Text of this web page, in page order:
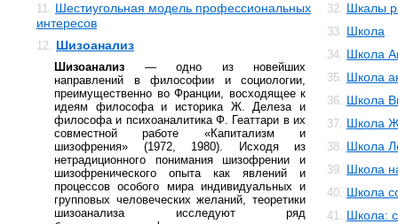
11. Шестиугольная модель профессиональных
интересов
12. Шизоанализ
Шизоанализ — одно из новейших
направлений в философии и социологии,
преимущественно во Франции, восходящее к
идеям философа и историка Ж. Делеза и
философа и психоаналитика Ф. Геаттари в их
совместной работе «Капитализм и
шизофрения» (1972, 1980). Исходя из
нетрадиционного понимания шизофрении и
шизофренического опыта как явлений и
процессов особого мира индивидуальных и
групповых человеческих желаний, теоретики
шизоанализа исследуют ряд
32. Шкалы
33. Школа
34. Школа
35. Школа
36. Школа
37. Школа
38. Школа
39. Школа
40. Школа
41. Школа: